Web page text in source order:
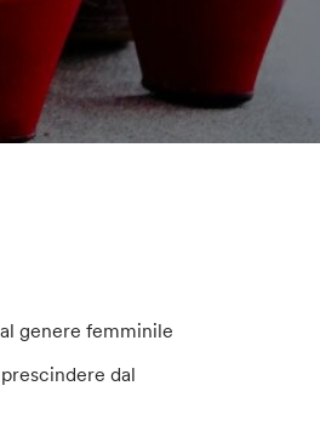
genere femminile
dal